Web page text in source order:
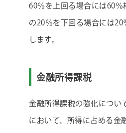
60％を上回る場合には60％
の20％を下回る場合には20
します。
金融所得課税
金融所得課税の強化につい
において、所得に占める金